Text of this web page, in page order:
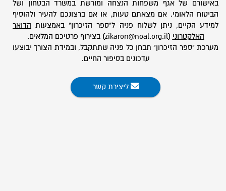
באישורם של אגף משפחות הנצחה ומורשת במשרד הבטחון ושל
הביטוח הלאומי. אם מצאתם טעות, או אם ברצונכם להעיר ולהוסיף
למידע הקיים, ניתן לשלוח פניה ל"ספר הזיכרון" באמצעות הדואר
האלקטרוני (zikaron@noal.org.il) בצירוף פרטיכם המלאים.
מערכת "ספר הזיכרון" תבחן כל פניה שתתקבל, ובמידת הצורך יבוצעו
עדכונים בסיפור החיים.
ליצירת קשר